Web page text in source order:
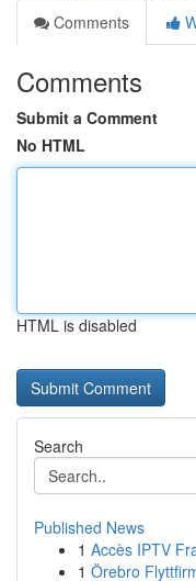
Comments
Comments
Submit a Comment
No HTML
HTML is disabled
Search
Published News
1 Accès IPTV
1 Örebro